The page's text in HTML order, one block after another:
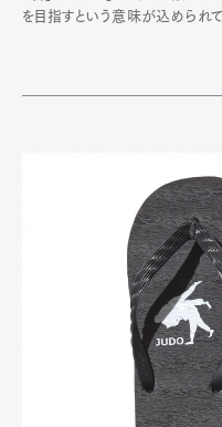
を目指すという意味が込められて